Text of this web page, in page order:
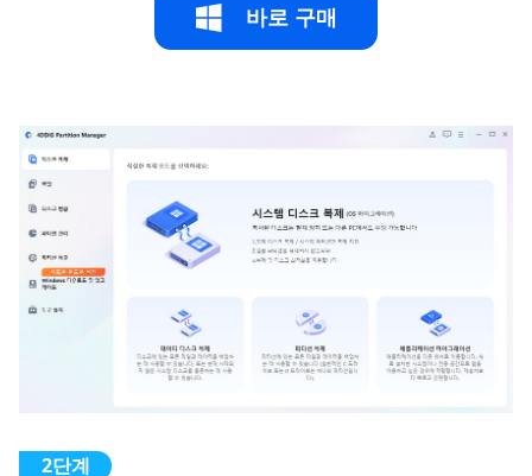
바로 구매